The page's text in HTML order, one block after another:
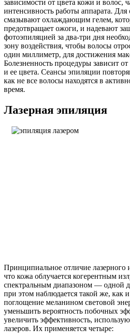
зависимости от цвета кожи и волос,
интенсивность работы аппарата.
смазывают охлаждающим гелем,
предотвращает ожоги, и надевают
фотоэпиляцией за два-три дня
зону воздействия, чтобы волосы
один миллиметр, для достижения
Болезненность процедуры зависит
и ее цвета. Сеансы эпиляции
как не все волосы находятся в
время.
Лазерная эпиляция
Принципиальное отличие лазерного
что кожа облучается когерентным
спектральным диапазоном — одной
при этом наблюдается такой же,
поглощение меланином световой
уменьшить вероятность побочных
увеличить эффективность,
лазеров. Их применяется четыре: